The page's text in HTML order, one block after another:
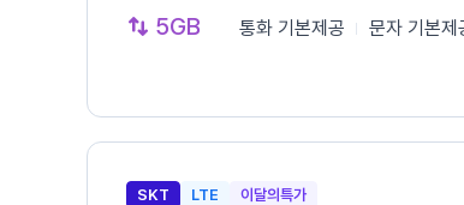
5GB 통화 기본제공 문자 기본제
SKT LTE 이달의특가